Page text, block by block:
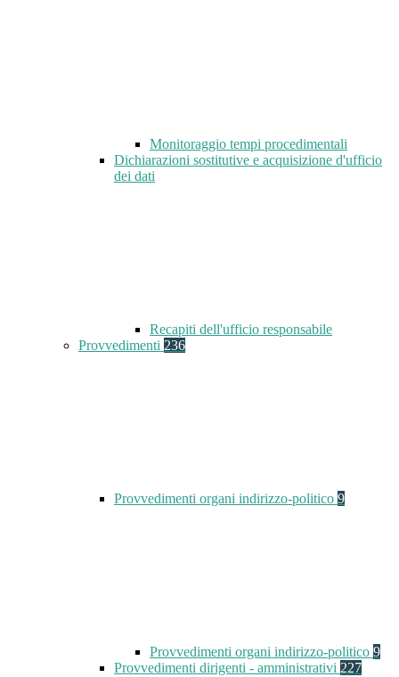
Monitoraggio tempi procedimentali
Dichiarazioni sostitutive e acquisizione d'ufficio
dei dati
Recapiti dell'ufficio responsabile
Provvedimenti 236
Provvedimenti organi indirizzo-politico 9
Provvedimenti organi indirizzo-politico 9
Provvedimenti dirigenti - amministrativi 227